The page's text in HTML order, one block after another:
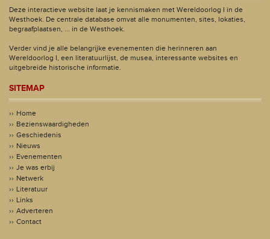
Deze interactieve website laat je kennismaken met Wereldoorlog I in de
Westhoek. De centrale database omvat alle monumenten, sites, lokaties,
begraafplaatsen, ... in de Westhoek.
Verder vind je alle belangrijke evenementen die herinneren aan
Wereldoorlog I, een literatuurlijst, de musea, interessante websites en
uitgebreide historische informatie.
SITEMAP
Home
Bezienswaardigheden
Geschiedenis
Nieuws
Evenementen
Je was erbij
Netwerk
Literatuur
Links
Adverteren
Contact